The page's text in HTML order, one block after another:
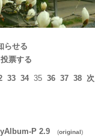
らせる
投票する
33 3435 36 37 38 次
P 2.9 (original)